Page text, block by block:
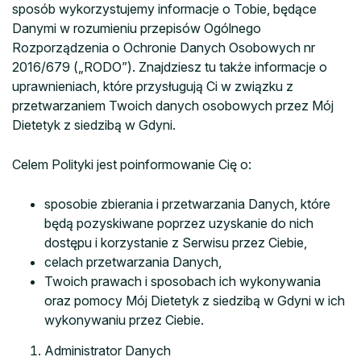
sposób wykorzystujemy informacje o Tobie, będące
Danymi w rozumieniu przepisów Ogólnego
Rozporządzenia o Ochronie Danych Osobowych nr
2016/679 („RODO”). Znajdziesz tu także informacje o
uprawnieniach, które przysługują Ci w związku z
przetwarzaniem Twoich danych osobowych przez Mój
Dietetyk z siedzibą w Gdyni.
Celem Polityki jest poinformowanie Cię o:
sposobie zbierania i przetwarzania Danych, które
będą pozyskiwane poprzez uzyskanie do nich
dostępu i korzystanie z Serwisu przez Ciebie,
celach przetwarzania Danych,
Twoich prawach i sposobach ich wykonywania
oraz pomocy Mój Dietetyk z siedzibą w Gdyni w ich
wykonywaniu przez Ciebie.
Administrator Danych